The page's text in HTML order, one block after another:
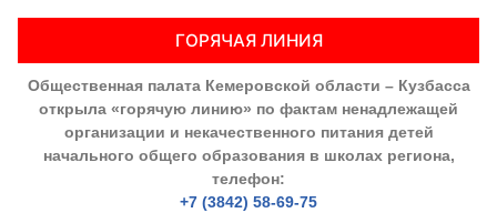
ГОРЯЧАЯ ЛИНИЯ
Общественная палата Кемеровской области – Кузбасса
открыла «горячую линию» по фактам ненадлежащей
организации и некачественного питания детей
начального общего образования в школах региона,
телефон:
+7 (3842) 58-69-75